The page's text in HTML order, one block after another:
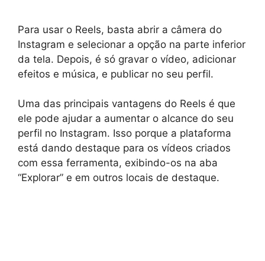
Para usar o Reels, basta abrir a câmera do
Instagram e selecionar a opção na parte inferior
da tela. Depois, é só gravar o vídeo, adicionar
efeitos e música, e publicar no seu perfil.
Uma das principais vantagens do Reels é que
ele pode ajudar a aumentar o alcance do seu
perfil no Instagram. Isso porque a plataforma
está dando destaque para os vídeos criados
com essa ferramenta, exibindo-os na aba
“Explorar” e em outros locais de destaque.